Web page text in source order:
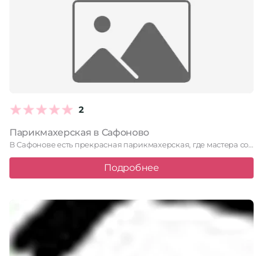
2
Парикмахерская в Сафоново
В Сафонове есть прекрасная парикмахерская, где мастера создают модные стрижки …
Подробнее